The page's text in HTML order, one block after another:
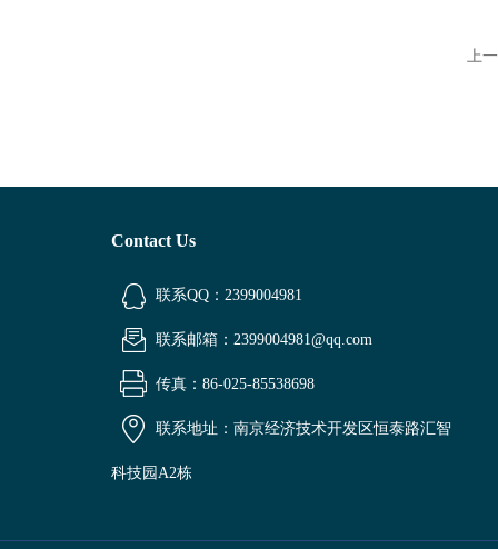
上
Contact Us
联系QQ：2399004981
联系邮箱：2399004981@qq.com
传真：86-025-85538698
联系地址：南京经济技术开发区恒泰路汇智
科技园A2栋